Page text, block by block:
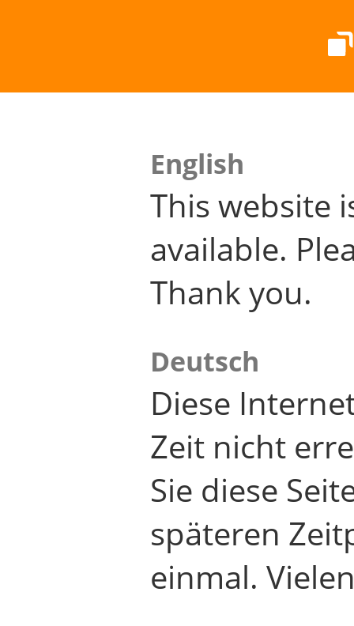
English
This website
available.
Thank you.
Deutsch
Diese
Zeit nicht
Sie diese
späteren
einmal.